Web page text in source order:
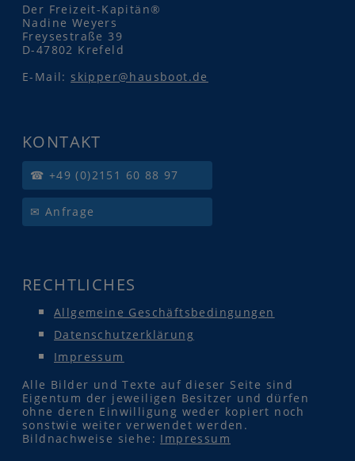
Der Freizeit-Kapitän®
Nadine Weyers
Freysestraße 39
D-47802 Krefeld
E-Mail: skipper@hausboot.de
KONTAKT
☎ +49 (0)2151 60 88 97
✉ Anfrage
RECHTLICHES
Allgemeine Geschäftsbedingungen
Datenschutzerklärung
Impressum
Alle Bilder und Texte auf dieser Seite sind
Eigentum der jeweiligen Besitzer und dürfen
ohne deren Einwilligung weder kopiert noch
sonstwie weiter verwendet werden.
Bildnachweise siehe: Impressum